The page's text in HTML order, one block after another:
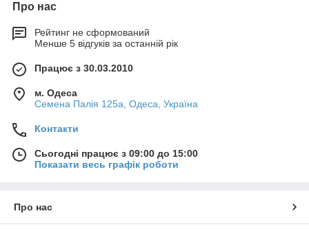
Про нас
Рейтинг не сформований
Менше 5 відгуків за останній рік
Працює з 30.03.2010
м. Одеса
Семена Палія 125а, Одеса, Україна
Контакти
Сьогодні працює з 09:00 до 15:00
Показати весь графік роботи
Про нас